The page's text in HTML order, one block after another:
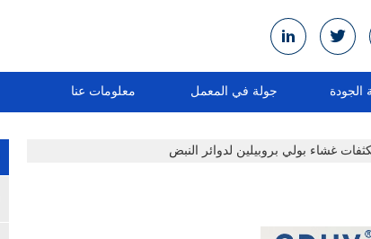
معلومات عنا جولة في المعمل الجودة